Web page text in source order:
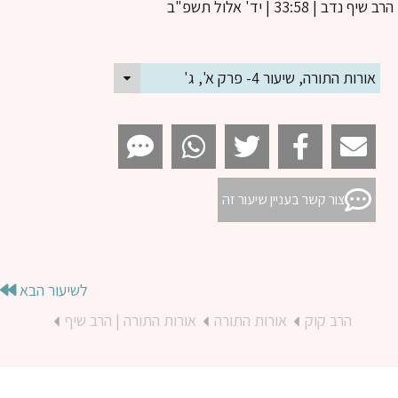
שיף נדב| 33:58 | יד' אלול תשפ"ב
אורות התורה, שיעור 4- פרק א', ג'
צור קשר בעניין שיעור זה
לשיעור הבא
הרב קוק
אורות התורה אורות התורה | הרב שיף